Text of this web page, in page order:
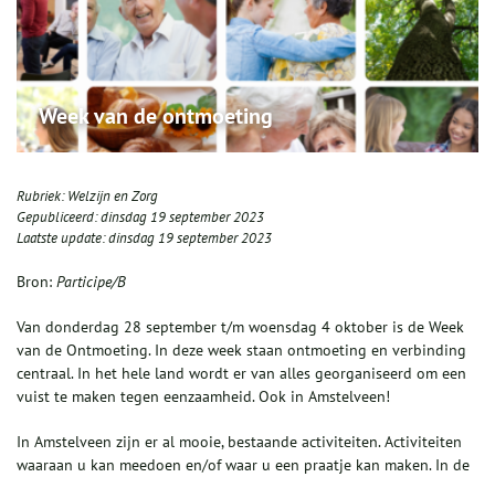
Week van de ontmoeting
Rubriek:Welzijn en Zorg
Gepubliceerd:dinsdag 19 september 2023
Laatste update:dinsdag 19 september 2023
Bron: Participe/B
Van donderdag 28 september t/m woensdag 4 oktober is de Week
van de Ontmoeting. In deze week staan ontmoeting en verbinding
centraal. In het hele land wordt er van alles georganiseerd om een
vuist te maken tegen eenzaamheid. Ook in Amstelveen!
In Amstelveen zijn er al mooie, bestaande activiteiten. Activiteiten
waaraan u kan meedoen en/of waar u een praatje kan maken. In de